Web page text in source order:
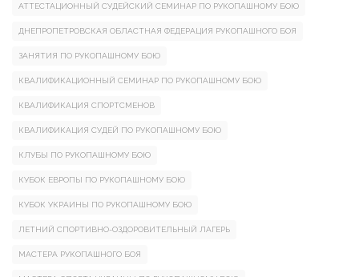
АТТЕСТАЦИОННЫЙ СУДЕЙСКИЙ СЕМИНАР ПО РУКОПАШНОМУ БОЮ
ДНЕПРОПЕТРОВСКАЯ ОБЛАСТНАЯ ФЕДЕРАЦИЯ РУКОПАШНОГО БОЯ
ЗАНЯТИЯ ПО РУКОПАШНОМУ БОЮ
КВАЛИФИКАЦИОННЫЙ СЕМИНАР ПО РУКОПАШНОМУ БОЮ
КВАЛИФИКАЦИЯ СПОРТСМЕНОВ
КВАЛИФИКАЦИЯ СУДЕЙ ПО РУКОПАШНОМУ БОЮ
КЛУБЫ ПО РУКОПАШНОМУ БОЮ
КУБОК ЕВРОПЫ ПО РУКОПАШНОМУ БОЮ
КУБОК УКРАИНЫ ПО РУКОПАШНОМУ БОЮ
ЛЕТНИЙ СПОРТИВНО-ОЗДОРОВИТЕЛЬНЫЙ ЛАГЕРЬ
МАСТЕРА РУКОПАШНОГО БОЯ